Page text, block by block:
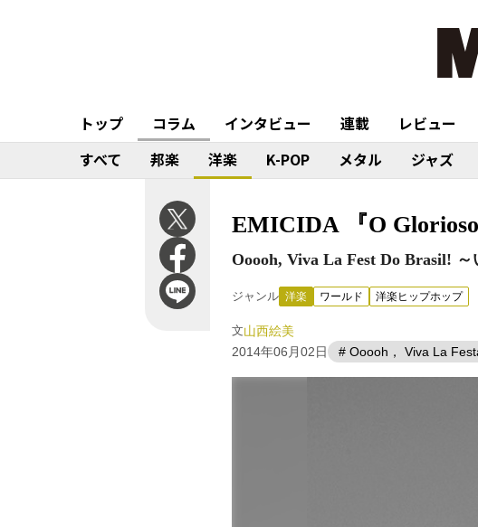
トップ コラム インタビュー 連載 レビュー
すべて
邦楽 洋楽 K-POP メタル ジャズ
EMICIDA 『O Glorioso
Ooooh, Viva La Fest Do Brasil!
ジャンル 洋楽 ワールド 洋楽ヒップホップ
文山西絵美
2014年06月02日
# Ooooh， Viva La